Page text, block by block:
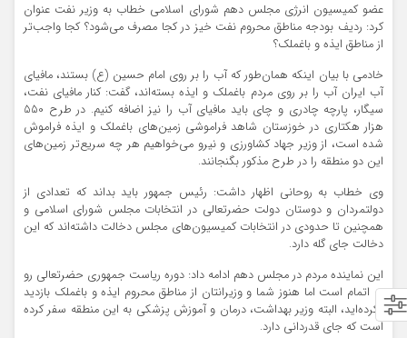
عضو کمیسیون انرژی مجلس دهم شورای اسلامی خطاب به وزیر نفت عنوان
کرد: ردیف بودجه مناطق محروم نفت خیز در کجا مصرف می‌شود؟ کجا واجب‌تر
از مناطق ایذه و باغملک؟
خادمی با بیان اینکه همان‌طور که آب را بر روی امام حسین (ع) بستند، مافیای
آب ایران آب را بر روی مردم باغملک و ایذه بسته‌اند، گفت: کنار مافیای نفت،
سیگار، پارچه چادری و چای باید مافیای آب را نیز اضافه کنیم. در طرح 550
هزار هکتاری در خوزستان شاهد فراموشی زمین‌های باغملک و ایذه فراموش
شده است، از وزیر جهاد کشاورزی و نیرو می‌خواهیم هر چه سریع‌تر زمین‌های
این دو منطقه را در طرح مذکور بگنجانند.
وی خطاب به روحانی اظهار داشت: رئیس جمهور باید بداند که تعدادی از
دولتمردان و دوستان دولت حضرتعالی در انتخابات مجلس شورای اسلامی و
همچنین تا حدودی در انتخابات کمیسیون‌های مجلس دخالت داشته‌اند که این
دخالت جای گله دارد.
این نماینده مردم در مجلس دهم ادامه داد: دوره ریاست جمهوری حضرتعالی رو
به اتمام است اما هنوز شما و وزیرانتان از مناطق محروم ایذه و باغملک بازدید
نکرده‌اید، البته وزیر بهداشت، درمان و آموزش پزشکی به این منطقه سفر کرده
است که جای قدردانی دارد.